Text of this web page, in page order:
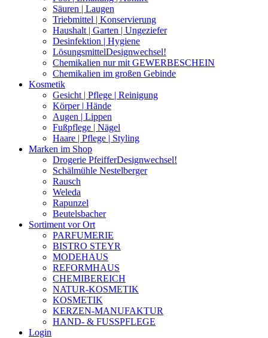
Säuren | Laugen
Triebmittel | Konservierung
Haushalt | Garten | Ungeziefer
Desinfektion | Hygiene
LösungsmittelDesignwechsel!
Chemikalien nur mit GEWERBESCHEIN
Chemikalien im großen Gebinde
Kosmetik
Gesicht | Pflege | Reinigung
Körper | Hände
Augen | Lippen
Fußpflege | Nägel
Haare | Pflege | Styling
Marken im Shop
Drogerie PfeifferDesignwechsel!
Schälmühle Nestelberger
Rausch
Weleda
Rapunzel
Beutelsbacher
Sortiment vor Ort
PARFUMERIE
BISTRO STEYR
MODEHAUS
REFORMHAUS
CHEMIBEREICH
NATUR-KOSMETIK
KOSMETIK
KERZEN-MANUFAKTUR
HAND- & FUSSPFLEGE
Login